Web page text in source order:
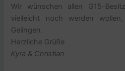
Wir wünschen allen G15-
vielleicht noch werden
Gelingen.
Herzliche Grüße
Kyra & Christian